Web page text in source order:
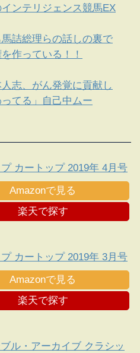
インテリジェンス競馬EX
詰総理らの話しの裏で
作っている！！
志、がん発覚に貢献し
てる」自己中ムー
カートップ 2019年 4月号
Amazonで見る
楽天で探す
カートップ 2019年 3月号
Amazonで見る
楽天で探す
ル・アーカイブ クラシッ